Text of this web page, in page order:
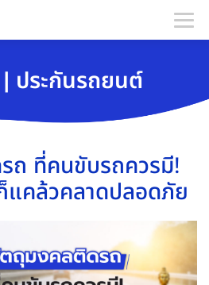
ประกันรถยนต์
ถ ที่คนขับรถควรมี!
แคล้วคลาดปลอดภัย